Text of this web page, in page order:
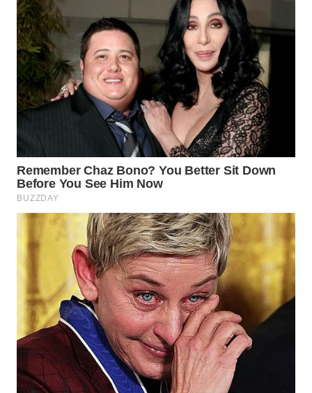
WN
BINJAI
WN
CIREBON
WN
WN
KUNINGAN
WN
MAJALENGKA
WN
SUKABUMI
WN
PURWAKARTA